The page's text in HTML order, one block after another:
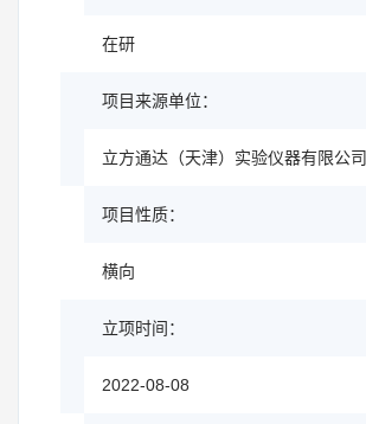
在研
项目来源单位：
立方通达（天津）实验仪器有限公司
项目性质：
横向
立项时间：
2022-08-08